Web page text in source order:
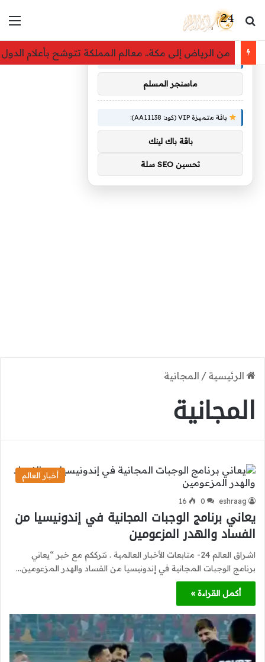
بحث عن
من الرياض إلى مكة.. معالم المملكة تتوشح بأعلام الدول
الرئيسية / المجانية
المجانية
أخبار العالم
eshraag
0
16
يعاني برنامج الوجبات المجانية في إندونيسيا من
الفساد والهدر المزعومين
اشراق العالم 24- متابعات الأخبار العالمية . نترككم مع خبر “يعاني
برنامج الوجبات المجانية في إندونيسيا من الفساد والهدر المزعومين…
أكمل القراءة »
توصيات :
باقة متميزة VIP (كود: AA26790):
ماسنجر المسلم
باقة متميزة VIP (كود: AA11138):
باقة باك لينك
تحسين SEO سلة